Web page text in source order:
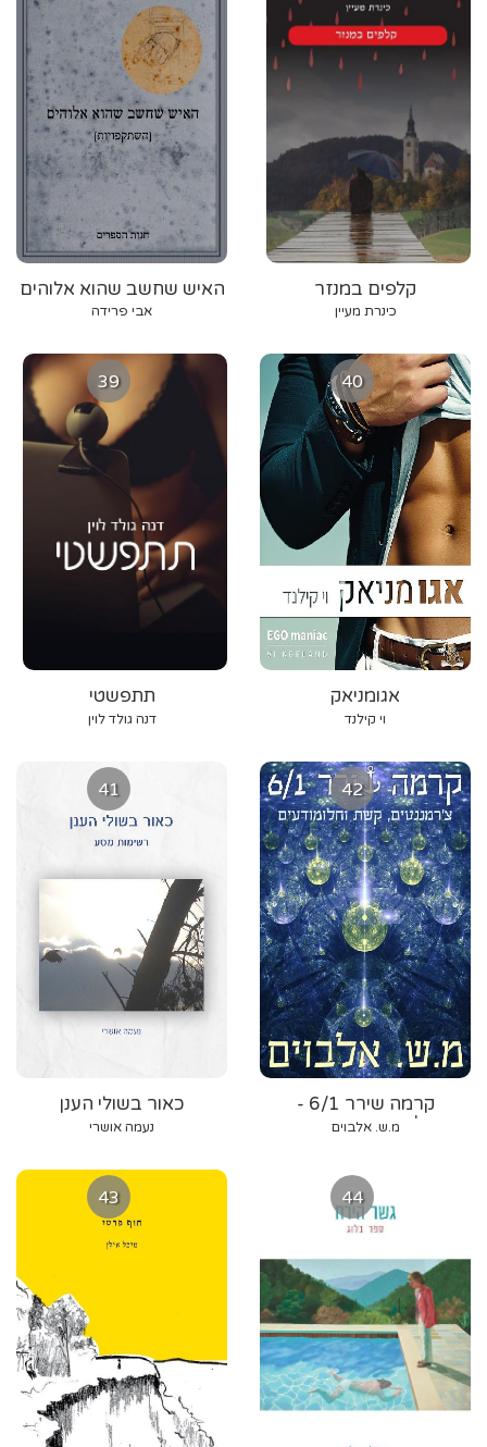
האיש שחשב שהוא אלוהים
אבי פרידה
קלפים במנזר
כינרת מעיין
39
תתפשטי
דנה גולד לוין
40
אגומניאק
וי קילנד
41
כאור בשולי הענן
נעמה אושרי
42
קרמה שירר 6/1 -
צ'רמננטים, קשת
מ.ש. אלבוים
43 44